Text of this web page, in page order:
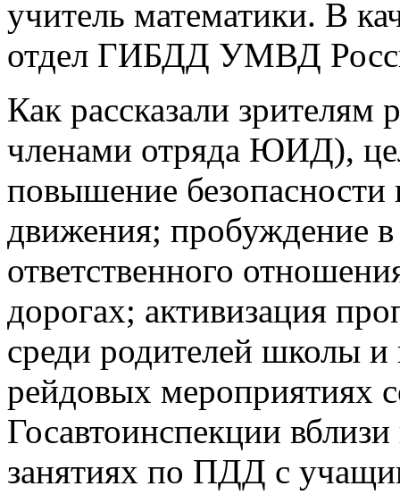
учитель математики. В
отдел ГИБДД УМВД
Как рассказали зрителям
членами отряда ЮИД),
повышение
движения; пробуждение
ответственного
дорогах; активизация
среди родителей школы и
рейдовых мероприятиях
Госавтоинспекции
занятиях по ПДД с